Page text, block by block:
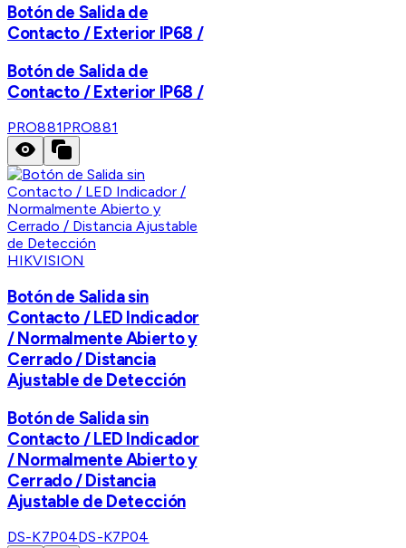
Botón de Salida de
Contacto / Exterior IP68 /
Botón de Salida de
Contacto / Exterior IP68 /
PRO881PRO881
HIKVISION
Botón de Salida sin
Contacto / LED Indicador
/ Normalmente Abierto y
Cerrado / Distancia
Ajustable de Detección
Botón de Salida sin
Contacto / LED Indicador
/ Normalmente Abierto y
Cerrado / Distancia
Ajustable de Detección
DS-K7P04DS-K7P04